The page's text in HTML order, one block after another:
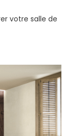
votre salle de